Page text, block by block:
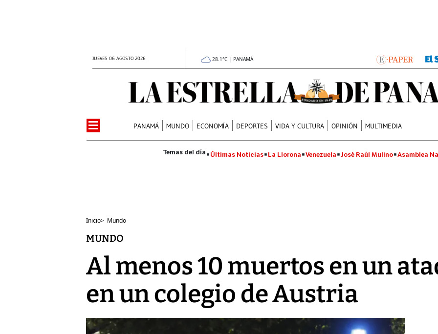
JUEVES 06 AGOSTO 2026 28.1°C | PANAMÁ
PANAMÁ MUNDO ECONOMÍA DEPORTES VIDA Y CULTURA OPINIÓN MULTIMEDIA
Últimas Noticias La Llorona Venezuela José Raúl Mulino Asamblea
Inicio> Mundo
MUNDO
Al menos 10 muertos en un
en un colegio de Austria